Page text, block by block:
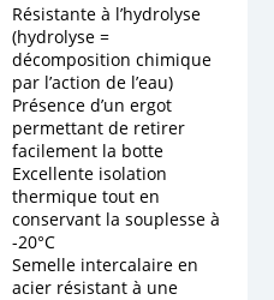
Résistante à l’hydrolyse
(hydrolyse =
décomposition chimique
par l’action de l’eau)
Présence d’un ergot
permettant de retirer
facilement la botte
Excellente isolation
thermique tout en
conservant la souplesse à
-20°C
Semelle intercalaire en
acier résistant à une